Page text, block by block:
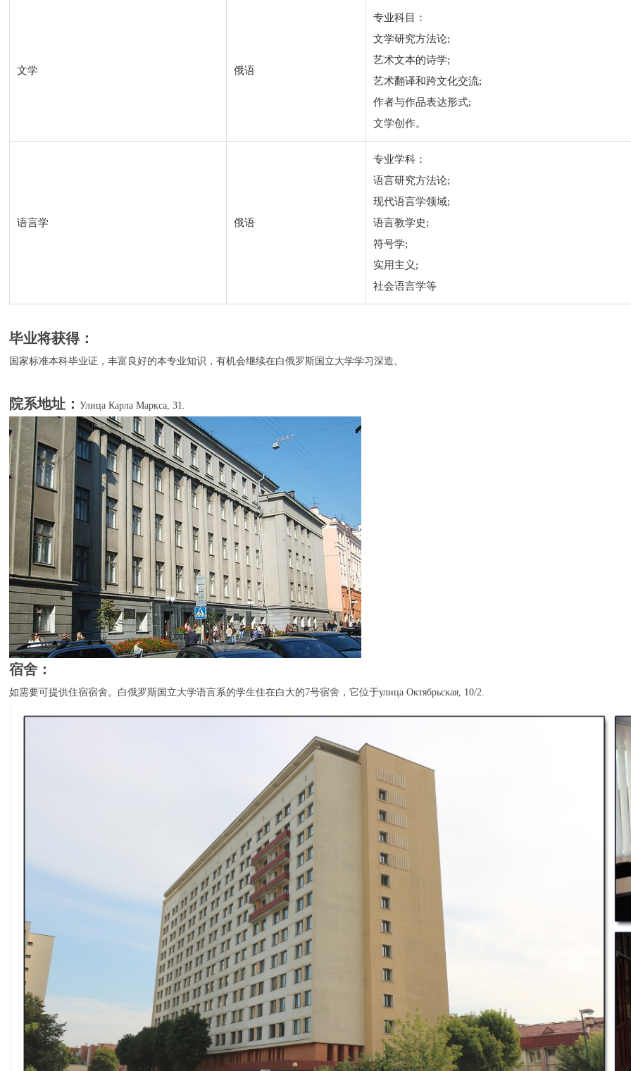
文学 俄语
专业科目：
文学研究方法论;
艺术文本的诗学;
艺术翻译和跨文化交流;
作者与作品表达形式;
文学创作。
语言学 俄语
专业学科：
语言研究方法论;
现代语言学领域;
语言教学史;
符号学;
实用主义;
社会语言学等
毕业将获得：
国家标准本科毕业证，丰富良好的本专业知识，有机会继续在白俄罗斯国立大学学习深造。
院系地址：Улица Карла Маркса, 31.
宿舍：
如需要可提供住宿宿舍。白俄罗斯国立大学语言系的学生住在白大的7号宿舍，它位于улица Октябрьская, 10/2.